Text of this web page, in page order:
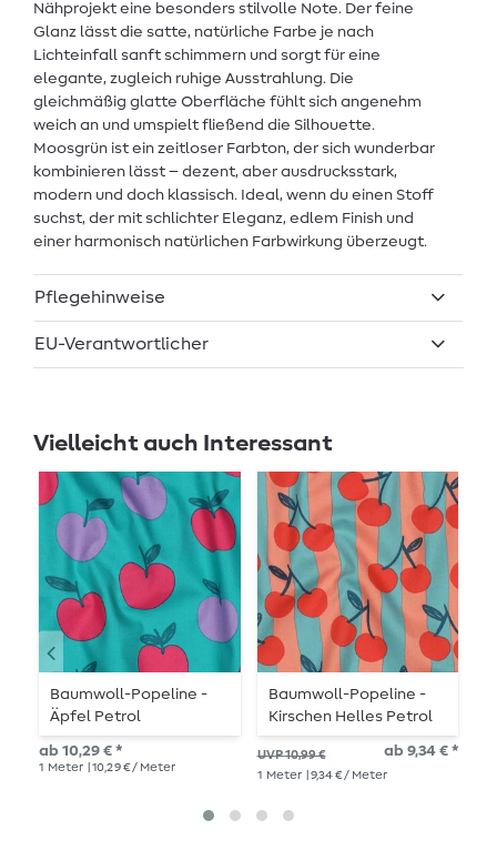
Nähprojekt eine besonders stilvolle Note. Der feine
Glanz lässt die satte, natürliche Farbe je nach
Lichteinfall sanft schimmern und sorgt für eine
elegante, zugleich ruhige Ausstrahlung. Die
gleichmäßig glatte Oberfläche fühlt sich angenehm
weich an und umspielt fließend die Silhouette.
Moosgrün ist ein zeitloser Farbton, der sich wunderbar
kombinieren lässt – dezent, aber ausdrucksstark,
modern und doch klassisch. Ideal, wenn du einen Stoff
suchst, der mit schlichter Eleganz, edlem Finish und
einer harmonisch natürlichen Farbwirkung überzeugt.
Pflegehinweise
EU-Verantwortlicher
Vielleicht auch Interessant
Baumwoll-Popeline -
Äpfel Petrol
ab 10,29 € *
1 Meter | 10,29 € / Meter
Baumwoll-Popeline -
Kirschen Helles Petrol
UVP 10,99 € ab 9,34 € *
1 Meter | 9,34 € / Meter